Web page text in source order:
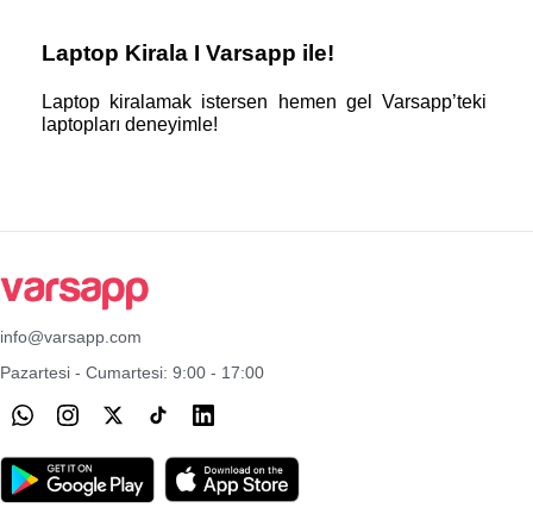
Laptop Kirala I Varsapp ile!
Laptop kiralamak istersen hemen gel Varsapp’teki
laptopları deneyimle!
info@varsapp.com
Pazartesi - Cumartesi: 9:00 - 17:00